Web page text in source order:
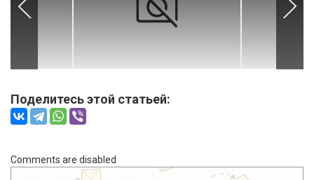
Поделитесь этой статьей:
Comments are disabled